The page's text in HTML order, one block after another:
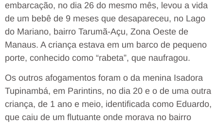
embarcação, no dia 26 do mesmo mês, levou a vida
de um bebê de 9 meses que desapareceu, no Lago
do Mariano, bairro Tarumã-Açu, Zona Oeste de
Manaus. A criança estava em um barco de pequeno
porte, conhecido como “rabeta”, que naufragou.
Os outros afogamentos foram o da menina Isadora
Tupinambá, em Parintins, no dia 20 e o de uma outra
criança, de 1 ano e meio, identificada como Eduardo,
que caiu de um flutuante onde morava no bairro